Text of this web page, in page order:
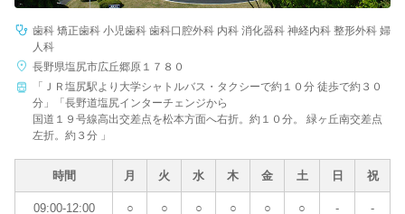
歯科 矯正歯科 小児歯科 歯科口腔外科 内科 消化器科 神経内科 整形外科 婦
人科
長野県塩尻市広丘郷原１７８０
「ＪＲ塩尻駅より大学シャトルバス・タクシーで約１０分 徒歩で約３０
分」「長野道塩尻インターチェンジから
国道１９号線高出交差点を松本方面へ右折。約１０分。 緑ヶ丘南交差点
左折。約３分 」
時間 月 火 水 木 金 土 日 祝
09:00-12:00 ○ ○ ○ ○ ○ ○ - -